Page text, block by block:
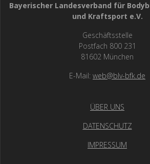
Bayerischer Landesverband für
und Kraftsport e.V.
Geschäftsstelle
Postfach 800 231
81602 München
E-Mail: web@blv-bfk.de
ÜBER UNS
DATENSCHUTZ
IMPRESSUM